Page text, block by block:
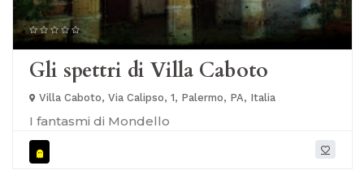
Gli spettri di Villa Caboto
Villa Caboto, Via Calipso, 1, Palermo, PA, Italia
I fantasmi di Mondello